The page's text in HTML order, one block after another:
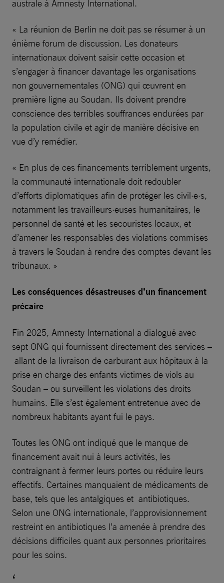
australe à Amnesty International.
« La réunion de Berlin ne doit pas se résumer à un
énième forum de discussion. Les donateurs
internationaux doivent saisir cette occasion et
s’engager à financer davantage les organisations
non gouvernementales (ONG) qui œuvrent en
première ligne au Soudan. Ils doivent prendre
conscience des terribles souffrances endurées par
la population civile et agir de manière décisive en
vue d’y remédier.
« En plus de ces financements terriblement urgents,
la communauté internationale doit redoubler
d’efforts diplomatiques afin de protéger les civil·e·s,
notamment les travailleurs·euses humanitaires, le
personnel de santé et les secouristes locaux, et
d’amener les responsables des violations commises
à travers le Soudan à rendre des comptes devant les
tribunaux. »
Les conséquences désastreuses d’un financement
précaire
Fin 2025, Amnesty International a dialogué avec
sept ONG qui fournissent directement des services –
allant de la livraison de carburant aux hôpitaux à la
prise en charge des enfants victimes de viols au
Soudan – ou surveillent les violations des droits
humains. Elle s’est également entretenue avec de
nombreux habitants ayant fui le pays.
Toutes les ONG ont indiqué que le manque de
financement avait nui à leurs activités, les
contraignant à fermer leurs portes ou réduire leurs
effectifs. Certaines manquaient de médicaments de
base, tels que les antalgiques et antibiotiques.
Selon une ONG internationale, l’approvisionnement
restreint en antibiotiques l’a amenée à prendre des
décisions difficiles quant aux personnes prioritaires
pour les soins.